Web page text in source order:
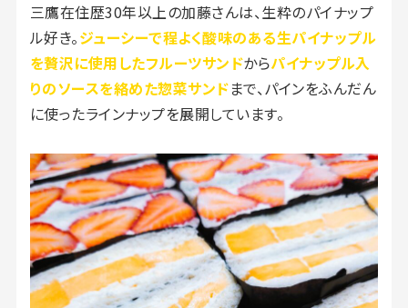
三鷹在住歴30年以上の加藤さんは、生粋のパイナップ
ル好き。ジューシーで程よく酸味のある生パイナップル
を贅沢に使用したフルーツサンドからパイナップル入
りのソースを絡めた惣菜サンドまで、パインをふんだん
に使ったラインナップを展開しています。